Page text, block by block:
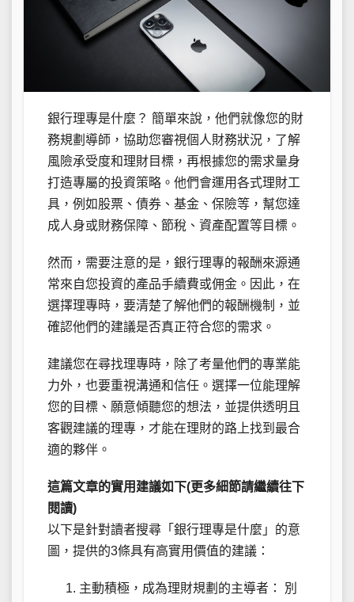
銀行理專是什麼？ 簡單來說，他們就像您的財
務規劃導師，協助您審視個人財務狀況，了解
風險承受度和理財目標，再根據您的需求量身
打造專屬的投資策略。他們會運用各式理財工
具，例如股票、債券、基金、保險等，幫您達
成人身或財務保障、節稅、資產配置等目標。
然而，需要注意的是，銀行理專的報酬來源通
常來自您投資的產品手續費或佣金。因此，在
選擇理專時，要清楚了解他們的報酬機制，並
確認他們的建議是否真正符合您的需求。
建議您在尋找理專時，除了考量他們的專業能
力外，也要重視溝通和信任。選擇一位能理解
您的目標、願意傾聽您的想法，並提供透明且
客觀建議的理專，才能在理財的路上找到最合
適的夥伴。
這篇文章的實用建議如下(更多細節請繼續往下
閱讀)
以下是針對讀者搜尋「銀行理專是什麼」的意
圖，提供的3條具有高實用價值的建議：
主動積極，成為理財規劃的主導者： 別